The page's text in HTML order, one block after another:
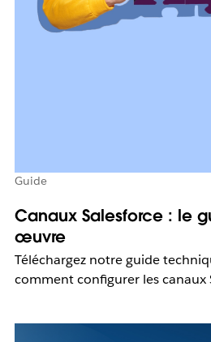
Guide
Canaux Salesforce : le
œuvre
Téléchargez notre guide
comment configurer les canaux